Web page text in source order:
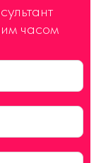
часом